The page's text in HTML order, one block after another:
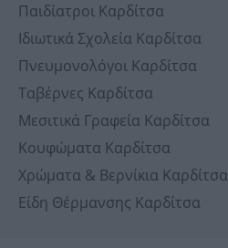
Παιδίατροι Καρδίτσα
Ιδιωτικά Σχολεία Καρδίτσα
Πνευμονολόγοι Καρδίτσα
Ταβέρνες Καρδίτσα
Μεσιτικά Γραφεία Καρδίτσα
Κουφώματα Καρδίτσα
Χρώματα & Βερνίκια Καρδίτσα
Είδη Θέρμανσης Καρδίτσα